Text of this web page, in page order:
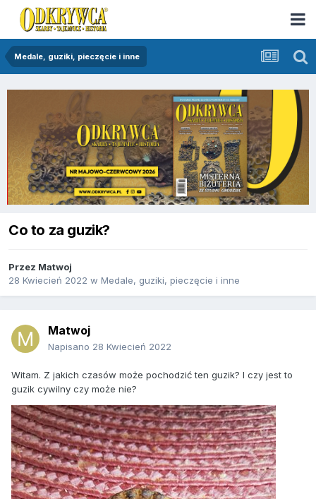
Medale, guziki, pieczęcie i inne
Co to za guzik?
Przez Matwoj
28 Kwiecień 2022 w Medale, guziki, pieczęcie i inne
Matwoj
Napisano 28 Kwiecień 2022
Witam. Z jakich czasów może pochodzić ten guzik? I czy jest to
guzik cywilny czy może nie?